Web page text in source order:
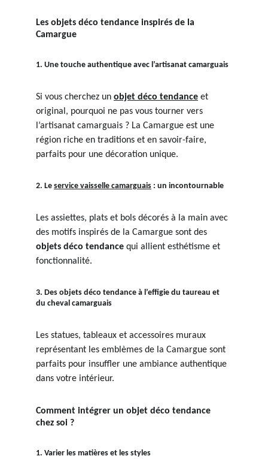
Les objets déco tendance inspirés de la
Camargue
1. Une touche authentique avec l’artisanat camarguais
Si vous cherchez un objet déco tendance et
original, pourquoi ne pas vous tourner vers
l’artisanat camarguais ? La Camargue est une
région riche en traditions et en savoir-faire,
parfaits pour une décoration unique.
2. Le service vaisselle camarguais : un incontournable
Les assiettes, plats et bols décorés à la main avec
des motifs inspirés de la Camargue sont des
objets déco tendance qui allient esthétisme et
fonctionnalité.
3. Des objets déco tendance à l’effigie du taureau et
du cheval camarguais
Les statues, tableaux et accessoires muraux
représentant les emblèmes de la Camargue sont
parfaits pour insuffler une ambiance authentique
dans votre intérieur.
Comment intégrer un objet déco tendance
chez soi ?
1. Varier les matières et les styles